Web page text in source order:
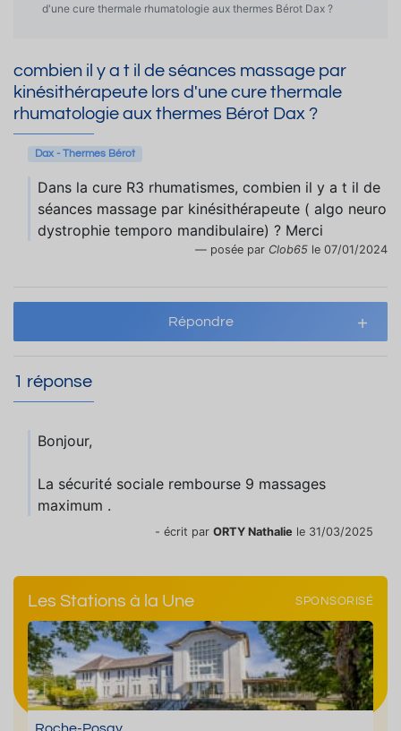
d'une cure thermale rhumatologie aux thermes Bérot Dax ?
combien il y a t il de séances massage par
kinésithérapeute lors d'une cure thermale
rhumatologie aux thermes Bérot Dax ?
Dax - Thermes Bérot
Dans la cure R3 rhumatismes, combien il y a t il de
séances massage par kinésithérapeute ( algo neuro
dystrophie temporo mandibulaire) ? Merci
posée par Clob65 le 07/01/2024
Répondre
1 réponse
Bonjour,
La sécurité sociale rembourse 9 massages
maximum .
- écrit par ORTY Nathalie le 31/03/2025
Les Stations à la Une SPONSORISÉ